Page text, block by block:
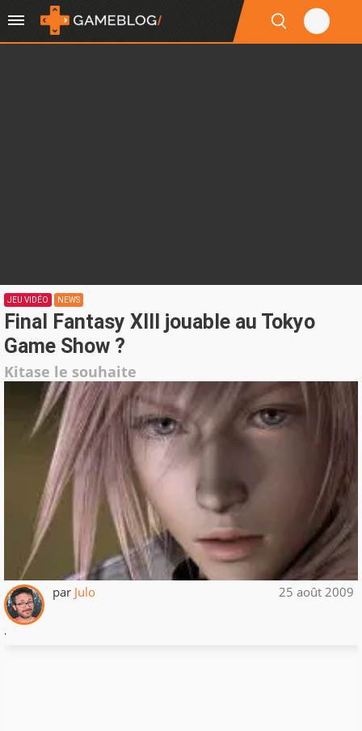
JEU VIDÉO NEWS
Final Fantasy XIII jouable au Tokyo
Game Show ?
Kitase le souhaite
par Julo 25 août 2009
.